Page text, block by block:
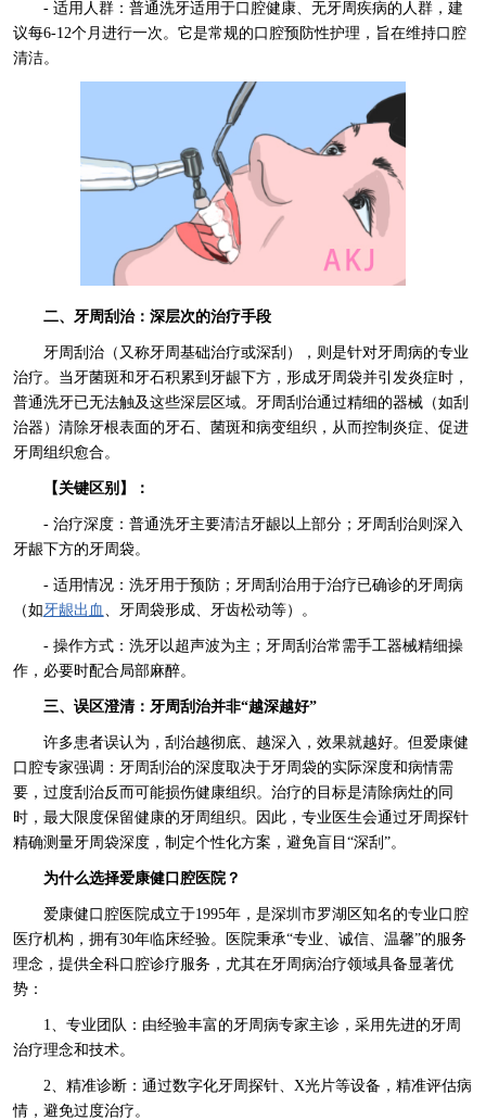
- 适用人群：普通洗牙适用于口腔健康、无牙周疾病的人群，建
议每6-12个月进行一次。它是常规的口腔预防性护理，旨在维持口腔
清洁。
二、牙周刮治：深层次的治疗手段
牙周刮治（又称牙周基础治疗或深刮），则是针对牙周病的专业
治疗。当牙菌斑和牙石积累到牙龈下方，形成牙周袋并引发炎症时，
普通洗牙已无法触及这些深层区域。牙周刮治通过精细的器械（如刮
治器）清除牙根表面的牙石、菌斑和病变组织，从而控制炎症、促进
牙周组织愈合。
【关键区别】：
- 治疗深度：普通洗牙主要清洁牙龈以上部分；牙周刮治则深入
牙龈下方的牙周袋。
- 适用情况：洗牙用于预防；牙周刮治用于治疗已确诊的牙周病
（如牙龈出血 、牙周袋形成、牙齿松动等）。
- 操作方式：洗牙以超声波为主；牙周刮治常需手工器械精细操
作，必要时配合局部麻醉。
三、误区澄清：牙周刮治并非“越深越好”
许多患者误认为，刮治越彻底、越深入，效果就越好。但爱康健
口腔专家强调：牙周刮治的深度取决于牙周袋的实际深度和病情需
要，过度刮治反而可能损伤健康组织。治疗的目标是清除病灶的同
时，最大限度保留健康的牙周组织。因此，专业医生会通过牙周探针
精确测量牙周袋深度，制定个性化方案，避免盲目“深刮”。
为什么选择爱康健口腔医院？
爱康健口腔医院成立于1995年，是深圳市罗湖区知名的专业口腔
医疗机构，拥有30年临床经验。医院秉承“专业、诚信、温馨”的服务
理念，提供全科口腔诊疗服务，尤其在牙周病治疗领域具备显著优
势：
1、专业团队：由经验丰富的牙周病专家主诊，采用先进的牙周
治疗理念和技术。
2、精准诊断：通过数字化牙周探针、X光片等设备，精准评估病
情，避免过度治疗。